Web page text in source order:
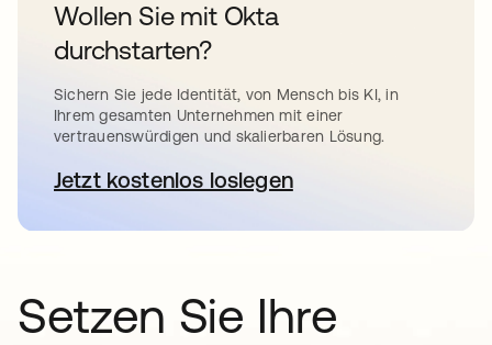
Wollen Sie mit Okta
durchstarten?
Sichern Sie jede Identität, von Mensch bis KI, in
Ihrem gesamten Unternehmen mit einer
vertrauenswürdigen und skalierbaren Lösung.
Jetzt kostenlos loslegen
wird in einer neuen
Setzen Sie Ihre